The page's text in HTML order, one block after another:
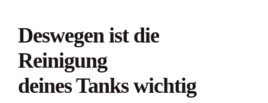
Deswegen ist die
Reinigung
deines Tanks wichtig